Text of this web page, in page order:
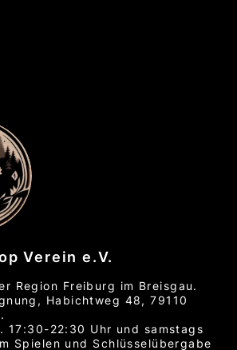
Verein e.V.
Region Freiburg im Breisgau.
Habichtweg 48, 79110
17:30-22:30 Uhr und samstags
Spielen und Schlüsselübergabe